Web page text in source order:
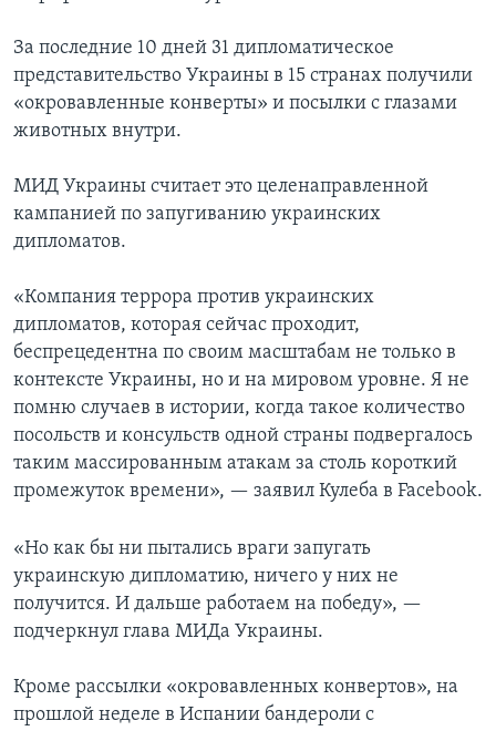
За последние 10 дней 31 дипломатическое
представительство Украины в 15 странах получили
«окровавленные конверты» и посылки с глазами
животных внутри.
МИД Украины считает это целенаправленной
кампанией по запугиванию украинских
дипломатов.
«Компания террора против украинских
дипломатов, которая сейчас проходит,
беспрецедентна по своим масштабам не только в
контексте Украины, но и на мировом уровне. Я не
помню случаев в истории, когда такое количество
посольств и консульств одной страны подвергалось
таким массированным атакам за столь короткий
промежуток времени», — заявил Кулеба в Facebook.
«Но как бы ни пытались враги запугать
украинскую дипломатию, ничего у них не
получится. И дальше работаем на победу», —
подчеркнул глава МИДа Украины.
Кроме рассылки «окровавленных конвертов», на
прошлой неделе в Испании бандероли с